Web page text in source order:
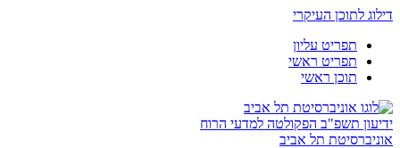
דילוג לתוכן העיקרי
תפריט עליון
תפריט ראשי
תוכן ראשי
ידיעון תשפ"ב הפקולטה למדעי הרוח
אוניברסיטת תל אביב